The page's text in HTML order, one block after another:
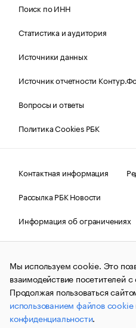
Поиск по ИНН
Статистика и аудитория
Источники данных
Источник отчетности
Вопросы и ответы
Политика Cookies РБК
Контактная информация
Рассылка РБК Новости
Информация об ограничениях
Правовая информация
О
© АО
и материалы информационного
(зарегистрировано
связи, информационных
коммуникаций (Роскомнадзор)
№ФС77-63848)
публикации могут содержать
Мы используем cookie. Это
взаимодействие посетителей
Продолжая пользоваться
использованием файлов cookie
конфиденциальности.